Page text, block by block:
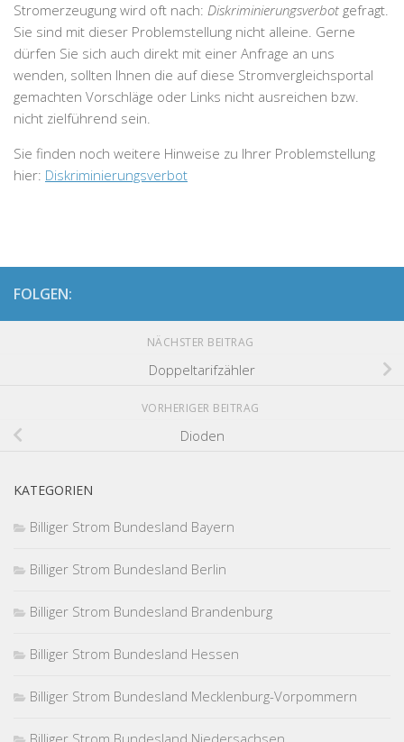
Stromerzeugung wird oft nach: Diskriminierungsverbot gefragt.
Sie sind mit dieser Problemstellung nicht alleine. Gerne
dürfen Sie sich auch direkt mit einer Anfrage an uns
wenden, sollten Ihnen die auf diese Stromvergleichsportal
gemachten Vorschläge oder Links nicht ausreichen bzw.
nicht zielführend sein.
Sie finden noch weitere Hinweise zu Ihrer Problemstellung
hier: Diskriminierungsverbot
FOLGEN:
NÄCHSTER BEITRAG
Doppeltarifzähler
VORHERIGER BEITRAG
Dioden
KATEGORIEN
Billiger Strom Bundesland Bayern
Billiger Strom Bundesland Berlin
Billiger Strom Bundesland Brandenburg
Billiger Strom Bundesland Hessen
Billiger Strom Bundesland Mecklenburg-Vorpommern
Billiger Strom Bundesland Niedersachsen